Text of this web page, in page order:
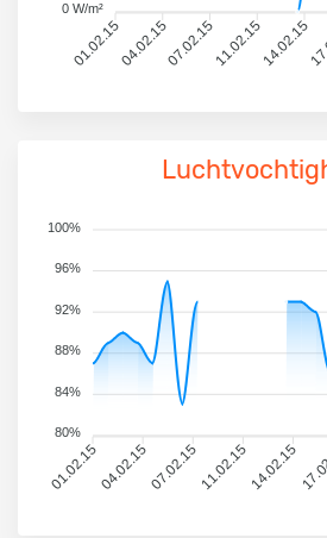
01.02.1504.02.1507.02.1511.02.1514.02.15
0 W/m²
01.02.1504.02.1507.02.1511.02.1514.02.15
100%
96%
92%
88%
84%
80%